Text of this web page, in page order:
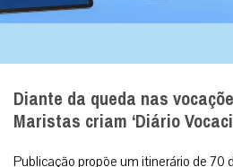
Diante da queda nas
Maristas criam ‘Diário
Publicação propõe um itinerário de 70